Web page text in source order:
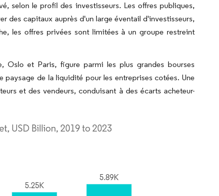
selon le profil des investisseurs. Les offres publiques,
des capitaux auprès d'un large éventail d'investisseurs,
les offres privées sont limitées à un groupe restreint
Oslo et Paris, figure parmi les plus grandes bourses
de la liquidité pour les entreprises cotées. Une
et des vendeurs, conduisant à des écarts acheteur-